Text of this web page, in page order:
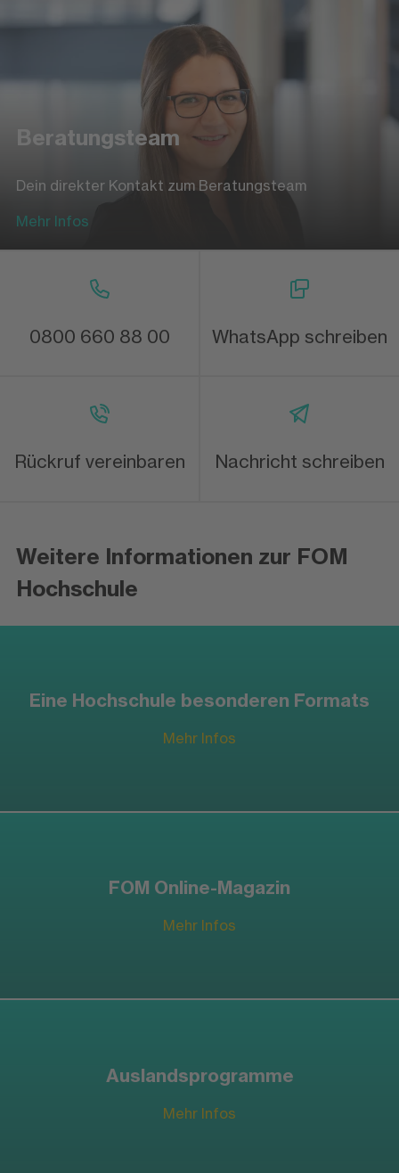
Beratungsteam
Dein direkter Kontakt zum Beratungsteam
Mehr Infos
0800 660 88 00 WhatsApp schreiben
Rückruf vereinbaren Nachricht schreiben
Weitere Informationen zur FOM
Hochschule
Eine Hochschule besonderen Formats
Mehr Infos
FOM Online-Magazin
Mehr Infos
Auslandsprogramme
Mehr Infos